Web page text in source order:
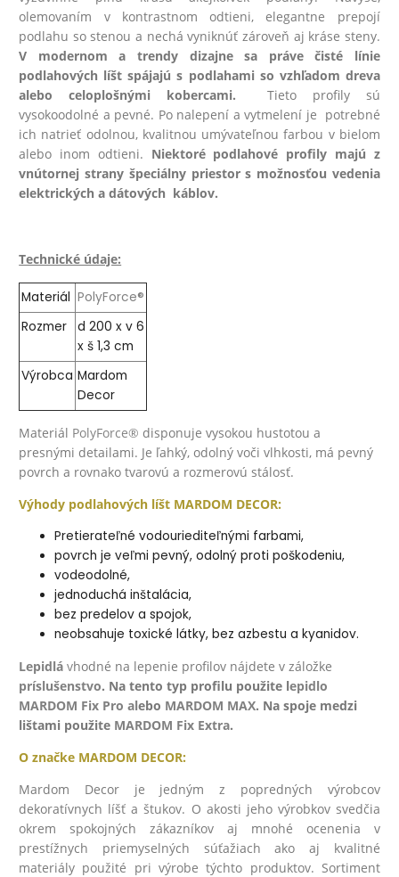
olemovaním v kontrastnom odtieni, elegantne prepojí
podlahu so stenou a nechá vyniknúť zároveň aj kráse steny.
V modernom a trendy dizajne sa práve čisté línie
podlahových líšt spájajú s podlahami so vzhľadom dreva
alebo celoplošnými kobercami.
Tieto profily sú
vysokoodolné a pevné. Po nalepení a vytmelení je potrebné
ich natrieť odolnou, kvalitnou umývateľnou farbou v bielom
alebo inom odtieni. Niektoré podlahové profily majú z
vnútornej strany špeciálny priestor s možnosťou vedenia
elektrických a dátových káblov.
Technické údaje:
Materiál PolyForce®
Rozmer
d 200 x v 6
x š 1,3 cm
Výrobca Mardom
Decor
Materiál PolyForce® disponuje vysokou hustotou a
presnými detailami. Je ľahký, odolný voči vlhkosti, má pevný
povrch a rovnako tvarovú a rozmerovú stálosť.
Výhody podlahových líšt MARDOM DECOR:
Pretierateľné vodouriediteľnými farbami,
povrch je veľmi pevný, odolný proti poškodeniu,
vodeodolné,
jednoduchá inštalácia,
bez predelov a spojok,
neobsahuje toxické látky, bez azbestu a kyanidov.
Lepidlá vhodné na lepenie profilov nájdete v záložke
príslušenstvo. Na tento typ profilu použite lepidlo
MARDOM Fix Pro alebo MARDOM MAX. Na spoje medzi
lištami použite MARDOM Fix Extra.
O značke MARDOM DECOR:
Mardom Decor je jedným z popredných výrobcov
dekoratívnych líšť a štukov. O akosti jeho výrobkov svedčia
okrem spokojných zákazníkov aj mnohé ocenenia v
prestížnych priemyselných súťažiach ako aj kvalitné
materiály použité pri výrobe týchto produktov. Sortiment